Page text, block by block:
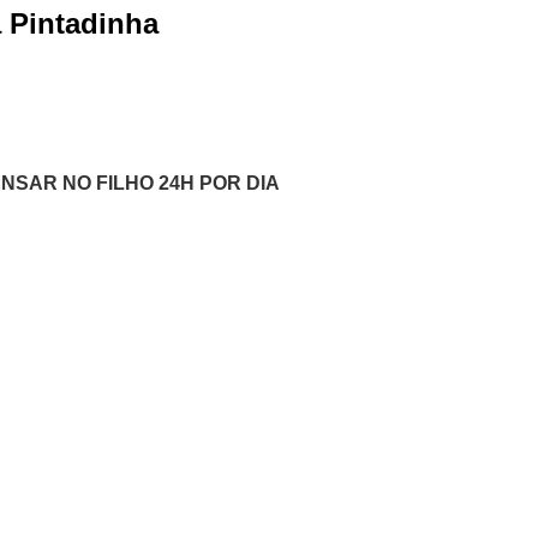
Pintadinha
NO FILHO 24H POR DIA